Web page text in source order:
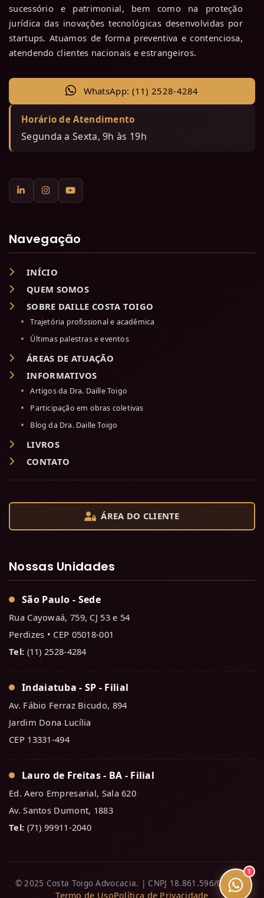
1
sucessório e patrimonial, bem como na proteção
jurídica das inovações tecnológicas desenvolvidas por
startups. Atuamos de forma preventiva e contenciosa,
atendendo clientes nacionais e estrangeiros.
WhatsApp: (11) 2528-4284
Horário de Atendimento
Segunda a Sexta, 9h às 19h
Navegação
INÍCIO
QUEM SOMOS
SOBRE DAILLE COSTA TOIGO
Trajetória profissional e acadêmica
Últimas palestras e eventos
ÁREAS DE ATUAÇÃO
INFORMATIVOS
Artigos da Dra. Daille Toigo
Participação em obras coletivas
Blog da Dra. Daille Toigo
LIVROS
CONTATO
ÁREA DO CLIENTE
Nossas Unidades
São Paulo - Sede
Rua Cayowaá, 759, CJ 53 e 54
Perdizes • CEP 05018-001
Tel: (11) 2528-4284
Indaiatuba - SP - Filial
Av. Fábio Ferraz Bicudo, 894
Jardim Dona Lucília
CEP 13331-494
Lauro de Freitas - BA - Filial
Ed. Aero Empresarial, Sala 620
Av. Santos Dumont, 1883
Tel: (71) 99911-2040
© 2025 Costa Toigo Advocacia. | CNPJ 18.861.596/0001-80
Termo de UsoPolítica de Privacidade